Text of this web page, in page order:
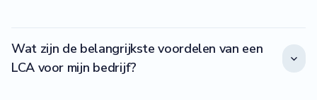
Wat zijn de belangrijkste voordelen van een
LCA voor mijn bedrijf?